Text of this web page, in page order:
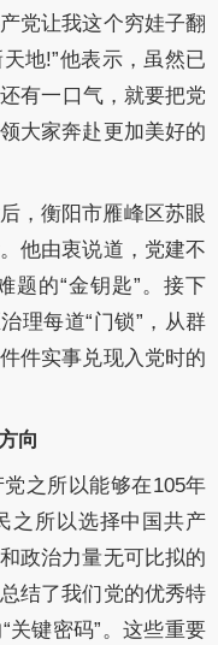
党让我这个穷娃子翻
地!”他表示，虽然已
有一口气，就要把党
大家奔赴更加美好的
，衡阳市雁峰区苏眼
他由衷说道，党建不
题的“金钥匙”。接下
理每道“门锁”，从群
件实事兑现入党时的
向
之所以能够在105年
之所以选择中国共产
政治力量无可比拟的
结了我们党的优秀特
关键密码”。这些重要